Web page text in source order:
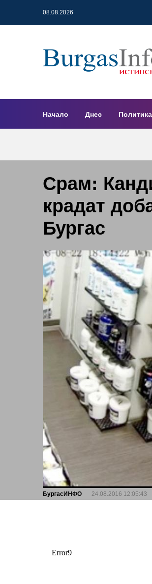
08.08.2026
Начало Днес Политика
Срам:
крадат
Бургас
БургасИНФО 24.08.2016 12:05:43